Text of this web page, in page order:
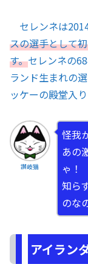
セレンネは
スの選手として
す。セレンネの
ランド生まれの
ッケーの殿堂入
讃岐猫
怪我
あの
ゃ！
知ら
のな
アイラン